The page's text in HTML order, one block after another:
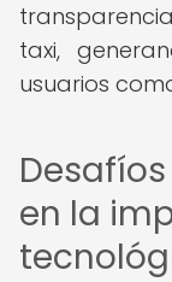
taxi,
usuarios
en la